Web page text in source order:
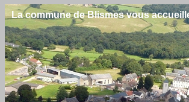
La commune de Blismes vous